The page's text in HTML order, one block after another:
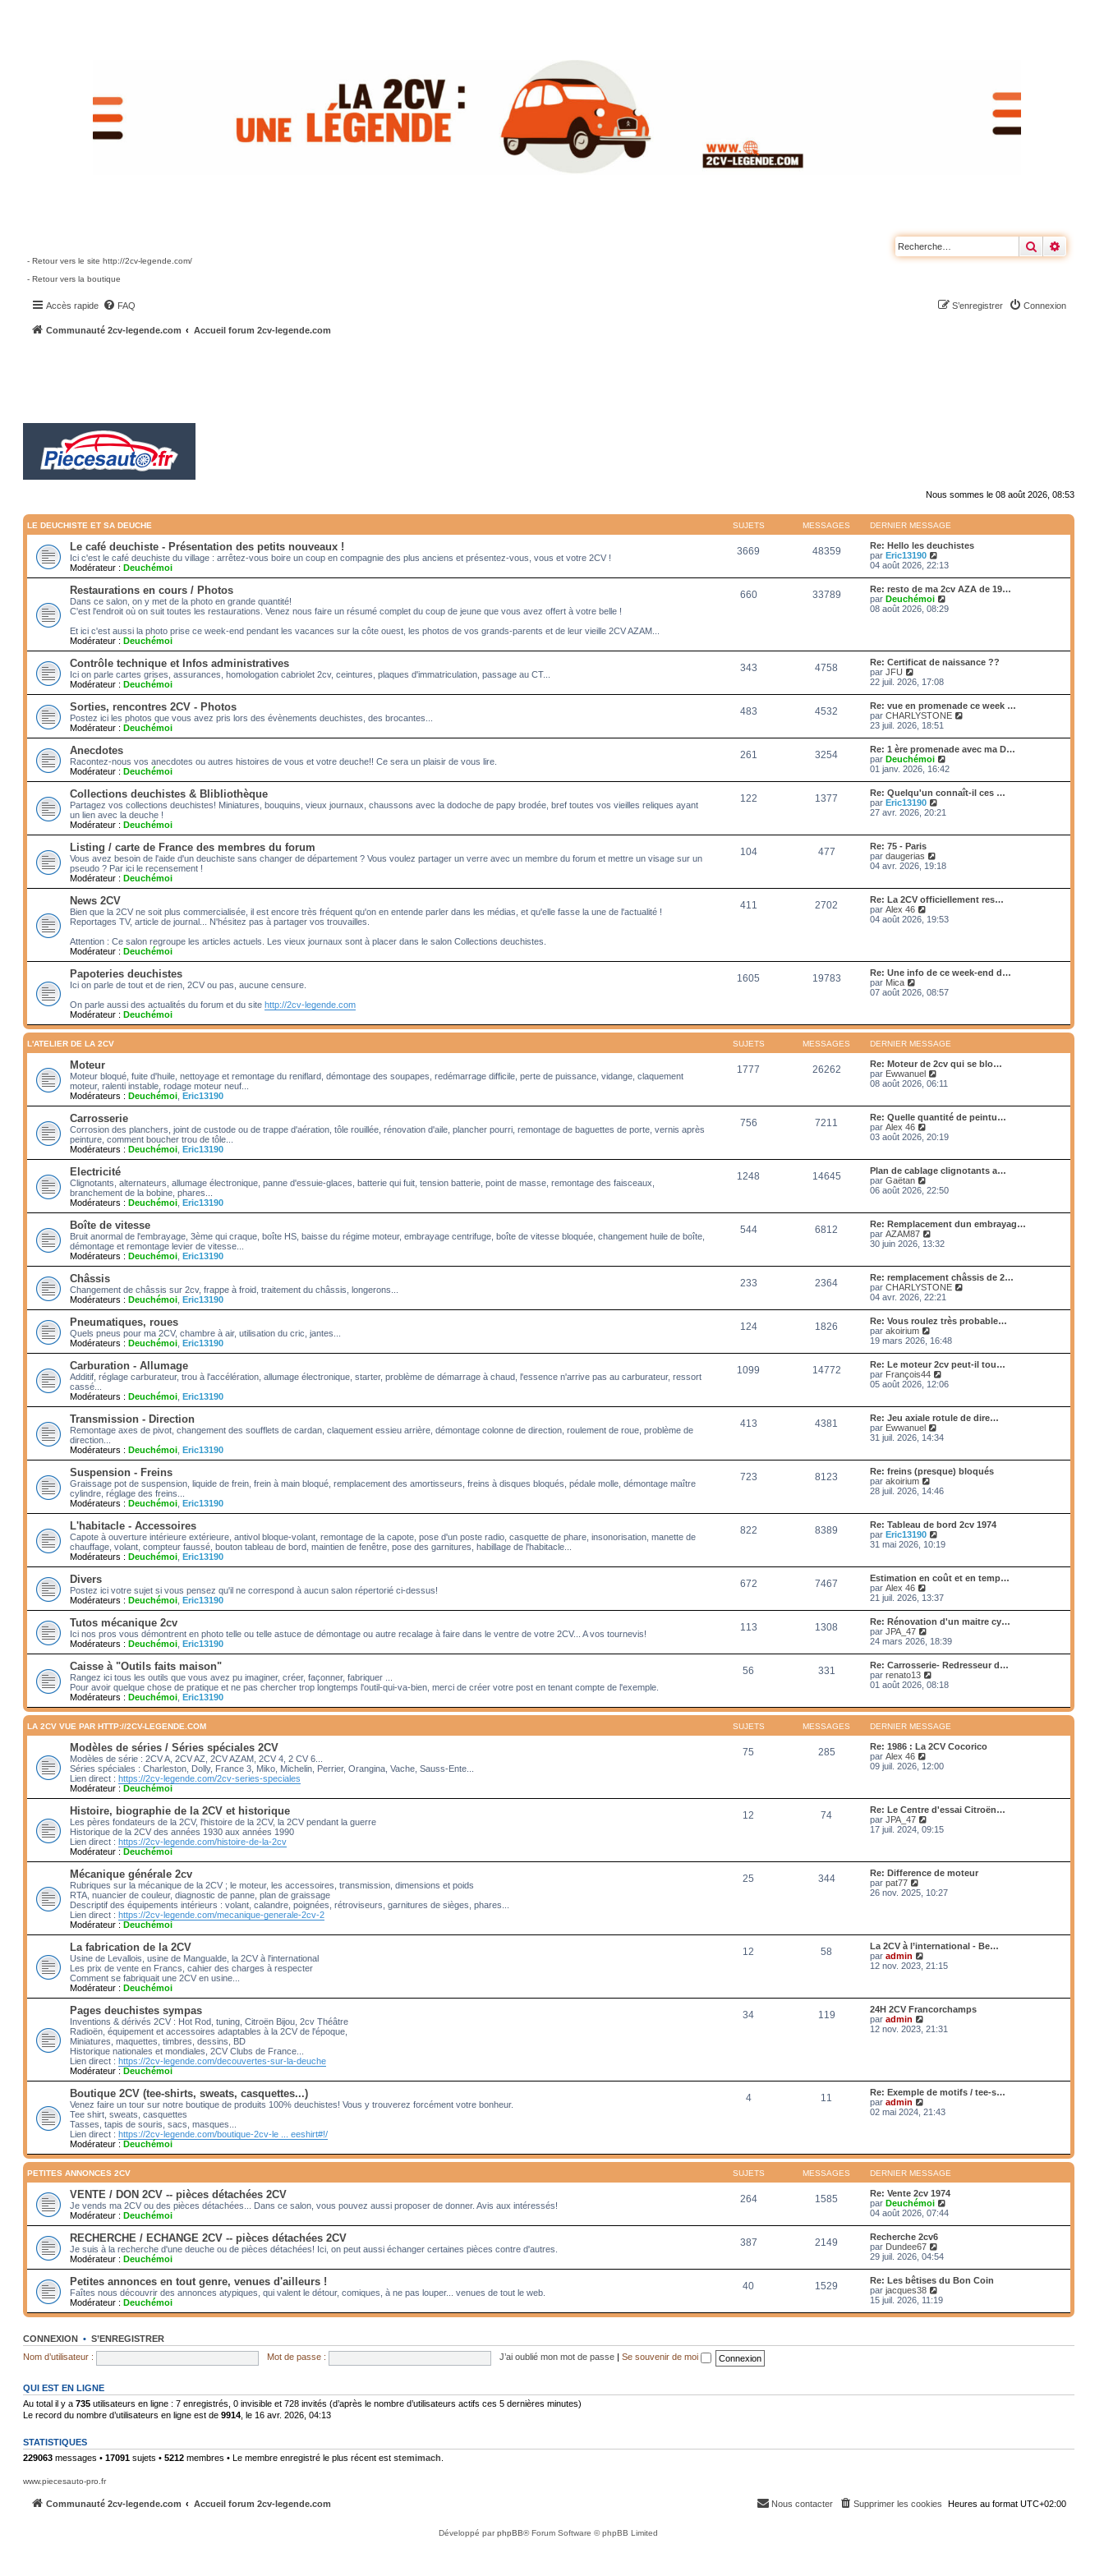
Rechercher
- Retour vers le site http://2cv-legende.com/
- Retour vers la boutique
Accès rapide FAQ Connexion
S’enregistrer
Communauté 2cv-legende.com Accueil forum 2cv-legende.com
Nous sommes le 08 août 2026, 08:53
LE DEUCHISTE ET SA DEUCHE SUJETS MESSAGES DERNIER MESSAGE
Le café deuchiste - Présentation des petits nouveaux !
Ici c'est le café deuchiste du village : arrêtez-vous boire un coup en compagnie des plus anciens et présentez-vous, vous et votre 2CV !
Modérateur : Deuchémoi
3669 48359
Re: Hello les deuchistes
parEric13190
o
r
l
e
d
i
e
m
e
s
s
a
g
e
04 août 2026, 22:13
Restaurations en cours / Photos
Dans ce salon, on y met de la photo en grande quantité!
C'est l'endroit où on suit toutes les restaurations. Venez nous faire un résumé complet du coup de jeune que vous avez offert à votre belle !
Et ici c'est aussi la photo prise ce week-end pendant les vacances sur la côte ouest, les photos de vos grands-parents et de leur vieille 2CV AZAM...
Modérateur : Deuchémoi
660 33789
Re: resto de ma 2cv AZA de 19…
parDeuchémoi
o
e
i
e
r
e
s
s
a
g
e
08 août 2026, 08:29
Contrôle technique et Infos administratives
Ici on parle cartes grises, assurances, homologation cabriolet 2cv, ceintures, plaques d'immatriculation, passage au CT...
Modérateur : Deuchémoi
343 4758
Re: Certificat de naissance ??
parJFU
o
l
e
d
e
r
n
i
e
r
m
e
s
a
g
e
22 juil. 2026, 17:08
Sorties, rencontres 2CV - Photos
Postez ici les photos que vous avez pris lors des évènements deuchistes, des brocantes...
Modérateur : Deuchémoi
483 4532
Re: vue en promenade ce week …
parCHARLYSTONE
l
e
r
r
g
e
23 juil. 2026, 18:51
Anecdotes
Racontez-nous vos anecdotes ou autres histoires de vous et votre deuche!! Ce sera un plaisir de vous lire.
Modérateur : Deuchémoi
261 3254
Re: 1 ère promenade avec ma D…
parDeuchémoi
o
l
r
m
e
s
s
a
01 janv. 2026, 16:42
Collections deuchistes & Blibliothèque
Partagez vos collections deuchistes! Miniatures, bouquins, vieux journaux, chaussons avec la dodoche de papy brodée, bref toutes vos vieilles reliques ayant
un lien avec la deuche !
Modérateur : Deuchémoi
122 1377
Re: Quelqu'un connaît-il ces …
parEric13190
o
d
e
n
i
r
s
a
g
e
27 avr. 2026, 20:21
Listing / carte de France des membres du forum
Vous avez besoin de l'aide d'un deuchiste sans changer de département ? Vous voulez partager un verre avec un membre du forum et mettre un visage sur un
pseudo ? Par ici le recensement !
Modérateur : Deuchémoi
104 477
Re: 75 - Paris
pardaugerias
o
e
d
e
e
r
e
a
g
e
04 avr. 2026, 19:18
News 2CV
Bien que la 2CV ne soit plus commercialisée, il est encore très fréquent qu'on en entende parler dans les médias, et qu'elle fasse la une de l'actualité !
Reportages TV, article de journal... N'hésitez pas à partager vos trouvailles.
Attention : Ce salon regroupe les articles actuels. Les vieux journaux sont à placer dans le salon Collections deuchistes.
Modérateur : Deuchémoi
411 2702
Re: La 2CV officiellement res…
parAlex 46
o
d
e
r
n
r
e
s
s
a
g
04 août 2026, 19:53
Papoteries deuchistes
Ici on parle de tout et de rien, 2CV ou pas, aucune censure.
On parle aussi des actualités du forum et du site http://2cv-legende.com
Modérateur : Deuchémoi
1605 19783
Re: Une info de ce week-end d…
par Mica
o
e
d
r
n
i
e
m
e
s
s
g
e
07 août 2026, 08:57
L'ATELIER DE LA 2CV SUJETS MESSAGES DERNIER MESSAGE
Moteur
Moteur bloqué, fuite d'huile, nettoyage et remontage du reniflard, démontage des soupapes, redémarrage difficile, perte de puissance, vidange, claquement
moteur, ralenti instable, rodage moteur neuf...
Modérateurs : Deuchémoi, Eric13190
1777 26262
Re: Moteur de 2cv qui se blo…
par Ewwanuel
o
e
d
e
n
r
e
s
s
a
g
08 août 2026, 06:11
Carrosserie
Corrosion des planchers, joint de custode ou de trappe d'aération, tôle rouillée, rénovation d'aile, plancher pourri, remontage de baguettes de porte, vernis après
peinture, comment boucher trou de tôle...
Modérateurs : Deuchémoi, Eric13190
756 7211
Re: Quelle quantité de peintu…
parAlex 46
o
e
d
e
n
i
e
r
e
s
s
a
g
e
03 août 2026, 20:19
Electricité
Clignotants, alternateurs, allumage électronique, panne d'essuie-glaces, batterie qui fuit, tension batterie, point de masse, remontage des faisceaux,
branchement de la bobine, phares...
Modérateurs : Deuchémoi, Eric13190
1248 14645
Plan de cablage clignotants a…
parGaëtan
o
e
d
e
n
i
e
r
m
e
s
s
a
g
e
06 août 2026, 22:50
Boîte de vitesse
Bruit anormal de l'embrayage, 3ème qui craque, boîte HS, baisse du régime moteur, embrayage centrifuge, boîte de vitesse bloquée, changement huile de boîte,
démontage et remontage levier de vitesse...
Modérateurs : Deuchémoi, Eric13190
544 6812
Re: Remplacement dun embrayag…
parAZAM87
o
e
d
e
r
n
e
r
m
e
s
s
g
e
30 juin 2026, 13:32
Châssis
Changement de châssis sur 2cv, frappe à froid, traitement du châssis, longerons...
Modérateurs : Deuchémoi, Eric13190
233 2364
Re: remplacement châssis de 2…
parCHARLYSTONE
l
e
r
r
m
e
g
e
04 avr. 2026, 22:21
Pneumatiques, roues
Quels pneus pour ma 2CV, chambre à air, utilisation du cric, jantes...
Modérateurs : Deuchémoi, Eric13190
124 1826
Re: Vous roulez très probable…
parakoirium
o
r
e
d
r
n
i
e
m
e
s
s
a
e
19 mars 2026, 16:48
Carburation - Allumage
Additif, réglage carburateur, trou à l'accélération, allumage électronique, starter, problème de démarrage à chaud, l'essence n'arrive pas au carburateur, ressort
cassé...
Modérateurs : Deuchémoi, Eric13190
1099 14772
Re: Le moteur 2cv peut-il tou…
par François44
o
e
e
n
i
r
e
s
s
a
g
05 août 2026, 12:06
Transmission - Direction
Remontage axes de pivot, changement des soufflets de cardan, claquement essieu arrière, démontage colonne de direction, roulement de roue, problème de
direction...
Modérateurs : Deuchémoi, Eric13190
413 4381
Re: Jeu axiale rotule de dire…
par Ewwanuel
o
e
d
e
n
i
r
e
s
s
a
g
e
31 juil. 2026, 14:34
Suspension - Freins
Graissage pot de suspension, liquide de frein, frein à main bloqué, remplacement des amortisseurs, freins à disques bloqués, pédale molle, démontage maître
cylindre, réglage des freins...
Modérateurs : Deuchémoi, Eric13190
723 8123
Re: freins (presque) bloqués
parakoirium
o
e
d
e
n
i
r
m
e
s
s
a
g
e
28 juil. 2026, 14:46
L'habitacle - Accessoires
Capote à ouverture intérieure extérieure, antivol bloque-volant, remontage de la capote, pose d'un poste radio, casquette de phare, insonorisation, manette de
chauffage, volant, compteur faussé, bouton tableau de bord, maintien de fenêtre, pose des garnitures, habillage de l'habitacle...
Modérateurs : Deuchémoi, Eric13190
822 8389
Re: Tableau de bord 2cv 1974
parEric13190
o
e
d
e
r
n
e
r
m
e
s
s
g
31 mai 2026, 10:19
Divers
Postez ici votre sujet si vous pensez qu'il ne correspond à aucun salon répertorié ci-dessus!
Modérateurs : Deuchémoi, Eric13190
672 7467
Estimation en coût et en temp…
parAlex 46
o
l
e
d
e
r
n
i
r
m
e
s
s
g
21 juil. 2026, 13:37
Tutos mécanique 2cv
Ici nos pros vous démontrent en photo telle ou telle astuce de démontage ou autre recalage à faire dans le ventre de votre 2CV... A vos tournevis!
Modérateurs : Deuchémoi, Eric13190
113 1308
Re: Rénovation d'un maitre cy…
parJPA_47
o
r
l
e
d
r
i
e
r
e
a
g
24 mars 2026, 18:39
Caisse à "Outils faits maison"
Rangez ici tous les outils que vous avez pu imaginer, créer, façonner, fabriquer ...
Pour avoir quelque chose de pratique et ne pas chercher trop longtemps l'outil-qui-va-bien, merci de créer votre post en tenant compte de l'exemple.
Modérateurs : Deuchémoi, Eric13190
56 331
Re: Carrosserie- Redresseur d…
parrenato13
o
l
e
e
r
n
i
m
e
s
e
01 août 2026, 08:18
LA 2CV VUE PAR HTTP://2CV-LEGENDE.COM SUJETS MESSAGES DERNIER MESSAGE
Modèles de séries / Séries spéciales 2CV
Modèles de série : 2CV A, 2CV AZ, 2CV AZAM, 2CV 4, 2 CV 6...
Séries spéciales : Charleston, Dolly, France 3, Miko, Michelin, Perrier, Orangina, Vache, Sauss-Ente...
Lien direct : https://2cv-legende.com/2cv-series-speciales
Modérateur : Deuchémoi
75 285
Re: 1986 : La 2CV Cocorico
parAlex 46
o
d
e
r
e
r
e
g
e
09 juil. 2026, 12:00
Histoire, biographie de la 2CV et historique
Les pères fondateurs de la 2CV, l'histoire de la 2CV, la 2CV pendant la guerre
Historique de la 2CV des années 1930 aux années 1990
Lien direct : https://2cv-legende.com/histoire-de-la-2cv
Modérateur : Deuchémoi
12 74
Re: Le Centre d'essai Citroën…
parJPA_47
o
d
e
r
r
m
s
g
e
17 juil. 2024, 09:15
Mécanique générale 2cv
Rubriques sur la mécanique de la 2CV ; le moteur, les accessoires, transmission, dimensions et poids
RTA, nuancier de couleur, diagnostic de panne, plan de graissage
Descriptif des équipements intérieurs : volant, calandre, poignées, rétroviseurs, garnitures de sièges, phares...
Lien direct : https://2cv-legende.com/mecanique-generale-2cv-2
Modérateur : Deuchémoi
25 344
Re: Difference de moteur
parpat77
o
e
r
n
r
m
e
s
26 nov. 2025, 10:27
La fabrication de la 2CV
Usine de Levallois, usine de Mangualde, la 2CV à l'international
Les prix de vente en Francs, cahier des charges à respecter
Comment se fabriquait une 2CV en usine...
Modérateur : Deuchémoi
12 58
La 2CV à l’international - Be…
paradmin
o
d
e
r
m
e
s
12 nov. 2023, 21:15
Pages deuchistes sympas
Inventions & dérivés 2CV : Hot Rod, tuning, Citroën Bijou, 2cv Théâtre
Radioën, équipement et accessoires adaptables à la 2CV de l'époque,
Miniatures, maquettes, timbres, dessins, BD
Historique nationales et mondiales, 2CV Clubs de France...
Lien direct : https://2cv-legende.com/decouvertes-sur-la-deuche
Modérateur : Deuchémoi
34 119
24H 2CV Francorchamps
paradmin
o
e
r
n
i
e
s
a
g
e
12 nov. 2023, 21:31
Boutique 2CV (tee-shirts, sweats, casquettes...)
Venez faire un tour sur notre boutique de produits 100% deuchistes! Vous y trouverez forcément votre bonheur.
Tee shirt, sweats, casquettes
Tasses, tapis de souris, sacs, masques...
Lien direct : https://2cv-legende.com/boutique-2cv-le ... eeshirt#!/
Modérateur : Deuchémoi
4 11
Re: Exemple de motifs / tee-s…
paradmin
o
d
e
n
i
e
r
m
e
s
s
a
g
e
02 mai 2024, 21:43
PETITES ANNONCES 2CV SUJETS MESSAGES DERNIER MESSAGE
VENTE / DON 2CV -- pièces détachées 2CV
Je vends ma 2CV ou des pièces détachées... Dans ce salon, vous pouvez aussi proposer de donner. Avis aux intéressés!
Modérateur : Deuchémoi
264 1585
Re: Vente 2cv 1974
parDeuchémoi
o
e
r
e
r
04 août 2026, 07:44
RECHERCHE / ECHANGE 2CV -- pièces détachées 2CV
Je suis à la recherche d'une deuche ou de pièces détachées! Ici, on peut aussi échanger certaines pièces contre d'autres.
Modérateur : Deuchémoi
387 2149
Recherche 2cv6
par Dundee67
o
r
l
e
d
e
i
s
29 juil. 2026, 04:54
Petites annonces en tout genre, venues d'ailleurs !
Faîtes nous découvrir des annonces atypiques, qui valent le détour, comiques, à ne pas louper... venues de tout le web.
Modérateur : Deuchémoi
40 1529
Re: Les bêtises du Bon Coin
parjacques38
o
r
d
e
s
15 juil. 2026, 11:19
CONNEXION• S’ENREGISTRER
Nom d’utilisateur :
Mot de passe : J’ai oublié mon mot de passe Se souvenir de moi
QUI EST EN LIGNE
Au total il y a 735utilisateurs en ligne : 7 enregistrés, 0 invisible et 728 invités (d’après le nombre d’utilisateurs actifs ces 5 dernières minutes)
Le record du nombre d’utilisateurs en ligne est de 9914, le 16 avr. 2026, 04:13
STATISTIQUES
229063messages • 17091sujets • 5212membres • Le membre enregistré le plus récent est stemimach
www.piecesauto-pro.fr
Communauté 2cv-legende.com Accueil forum 2cv-legende.com Heures au formatUTC+02:00
Supprimer les cookies
Nous contacter
Développé parphpBB® Forum Software © phpBB Limited